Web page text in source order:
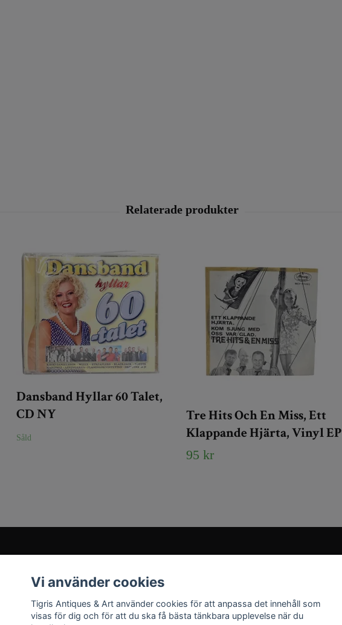
Dansband Hyllar 60 Talet,
CD NY
Såld
Tre Hits Och En Miss, Ett
Klappande Hjärta, Vinyl EP
95 kr
YouTube
Vi använder cookies
Tigris Antiques & Art använder cookies för att anpassa det innehåll som
visas för dig och för att du ska få bästa tänkbara upplevelse när du